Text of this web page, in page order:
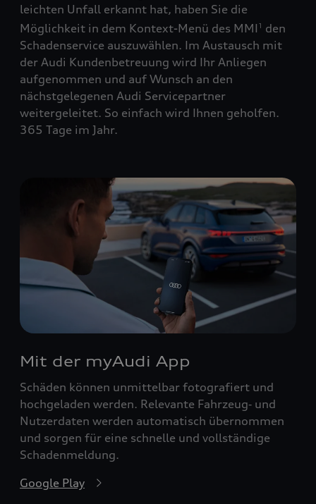
leichten Unfall erkannt hat, haben Sie die
Möglichkeit in dem Kontext-Menü des MMI 1
den
Schadenservice auszuwählen. Im Austausch mit
der Audi Kundenbetreuung wird Ihr Anliegen
aufgenommen und auf Wunsch an den
nächstgelegenen Audi Servicepartner
weitergeleitet. So einfach wird Ihnen geholfen.
365 Tage im Jahr.
Mit der myAudi App
Schäden können unmittelbar fotografiert und
hochgeladen werden. Relevante Fahrzeug‑ und
Nutzerdaten werden automatisch übernommen
und sorgen für eine schnelle und vollständige
Schadenmeldung.
Google Play